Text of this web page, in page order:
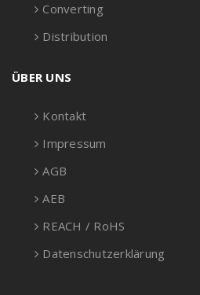
Converting
Distribution
ÜBER UNS
Kontakt
Impressum
AGB
AEB
REACH / RoHS
Datenschutzerklärung